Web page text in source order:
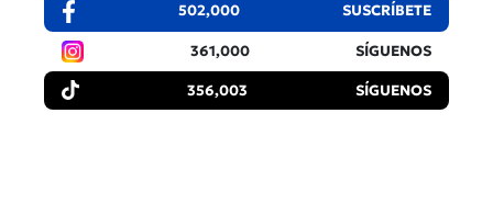
502,000 SUSCRÍBETE
361,000 SÍGUENOS
356,003 SÍGUENOS